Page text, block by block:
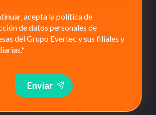
acepta la política de
de datos personales de
del Grupo Evertec y sus filiales y
*
Enviar